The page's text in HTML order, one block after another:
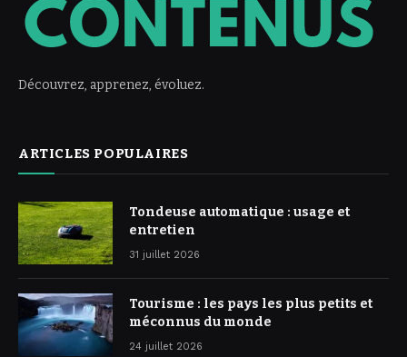
Découvrez, apprenez, évoluez.
ARTICLES POPULAIRES
Tondeuse automatique : usage et
entretien
31 juillet 2026
Tourisme : les pays les plus petits et
méconnus du monde
24 juillet 2026